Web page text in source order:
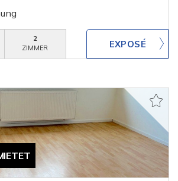
2
ZIMMER